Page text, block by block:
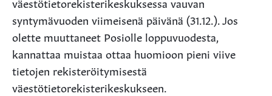
syntymävuoden viimeisenä päivänä (31.12.). Jos
olette muuttaneet Posiolle loppuvuodesta,
kannattaa muistaa ottaa huomioon pieni viive
tietojen rekisteröitymisestä
väestötietorekisterikeskukseen.